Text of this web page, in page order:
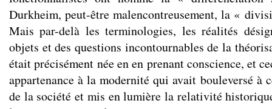
Durkheim, peut-être malencontreusement, la «
Mais par-delà les terminologies, les réalités
objets et des questions incontournables de la
était précisément née en en prenant conscience, et
appartenance à la modernité qui avait bouleversé à
de la société et mis en lumière la relativité